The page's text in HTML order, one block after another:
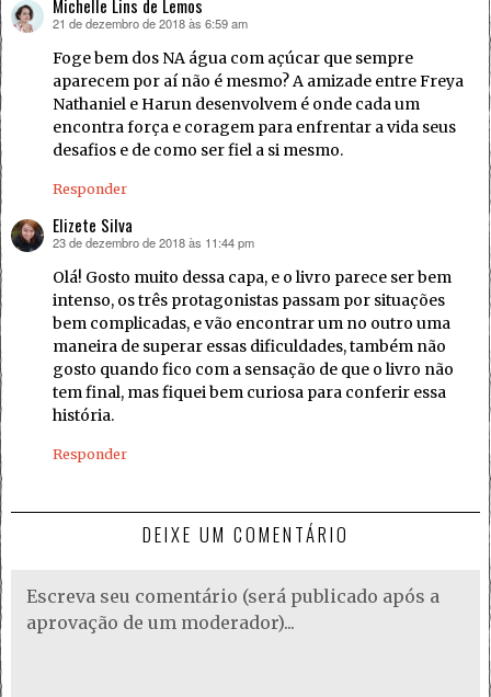
Michelle Lins de Lemos
disse:
21 de dezembro de 2018 às 6:59 am
Foge bem dos NA água com açúcar que sempre
aparecem por aí não é mesmo? A amizade entre Freya
Nathaniel e Harun desenvolvem é onde cada um
encontra força e coragem para enfrentar a vida seus
desafios e de como ser fiel a si mesmo.
Responder
Elizete Silva
disse:
23 de dezembro de 2018 às 11:44 pm
Olá! Gosto muito dessa capa, e o livro parece ser bem
intenso, os três protagonistas passam por situações
bem complicadas, e vão encontrar um no outro uma
maneira de superar essas dificuldades, também não
gosto quando fico com a sensação de que o livro não
tem final, mas fiquei bem curiosa para conferir essa
história.
Responder
DEIXE UM COMENTÁRIO